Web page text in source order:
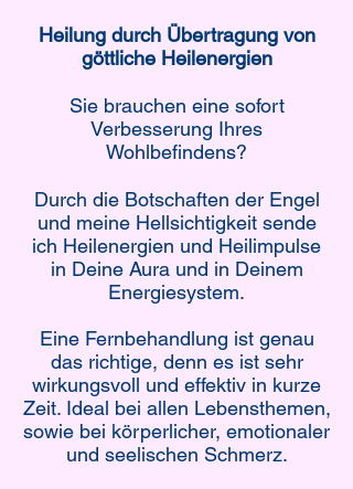
Heilung durch Übertragung von
göttliche Heilenergien
Sie brauchen eine sofort
Verbesserung Ihres
Wohlbefindens?
Durch die Botschaften der Engel
und meine Hellsichtigkeit sende
ich Heilenergien und Heilimpulse
in Deine Aura und in Deinem
Energiesystem.
Eine Fernbehandlung ist genau
das richtige, denn es ist sehr
wirkungsvoll und effektiv in kurze
Zeit. Ideal bei allen Lebensthemen,
sowie bei körperlicher, emotionaler
und seelischen Schmerz.